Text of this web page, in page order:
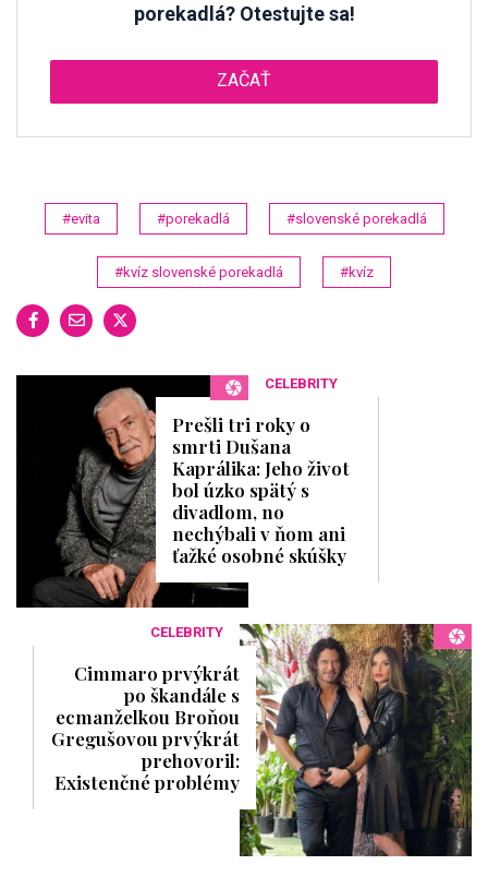
porekadlá? Otestujte sa!
ZAČAŤ
#evita #porekadlá #slovenské porekadlá
#kvíz slovenské porekadlá #kvíz
CELEBRITY
Prešli tri roky o
smrti Dušana
Kaprálika: Jeho život
bol úzko spätý s
divadlom, no
nechýbali v ňom ani
ťažké osobné skúšky
CELEBRITY
Cimmaro prvýkrát
po škandále s
ecmanželkou Broňou
Gregušovou prvýkrát
prehovoril:
Existenčné problémy